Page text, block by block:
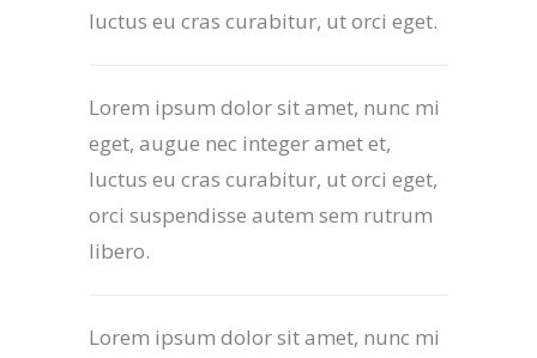
luctus eu cras curabitur, ut orci eget.
Lorem ipsum dolor sit amet, nunc mi
eget, augue nec integer amet et,
luctus eu cras curabitur, ut orci eget,
orci suspendisse autem sem rutrum
libero.
Lorem ipsum dolor sit amet, nunc mi